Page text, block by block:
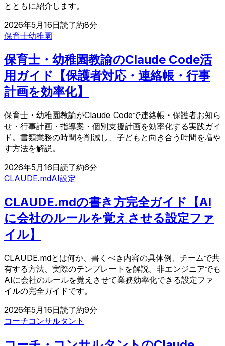
とともに紹介します。
2026年5月16日読了約8分
保育士幼稚園
保育士・幼稚園教諭のClaude Code活
用ガイド【保護者対応・連絡帳・行事
計画を効率化】
保育士・幼稚園教諭がClaude Codeで連絡帳・保護者お知ら
せ・行事計画・指導案・個別支援計画を効率化する実践ガイ
ド。書類業務の時間を削減し、子どもと向き合う時間を増や
す方法を解説。
2026年5月16日読了約6分
CLAUDE.mdAI設定
CLAUDE.mdの書き方完全ガイド【AI
に会社のルールを覚えさせる設定ファ
イル】
CLAUDE.mdとは何か、書くべき内容の具体例、チームで共
有する方法、実際のテンプレートを解説。非エンジニアでも
AIに会社のルールを覚えさせて業務効率化できる設定ファ
イルの完全ガイドです。
2026年5月16日読了約9分
コーチコンサルタント